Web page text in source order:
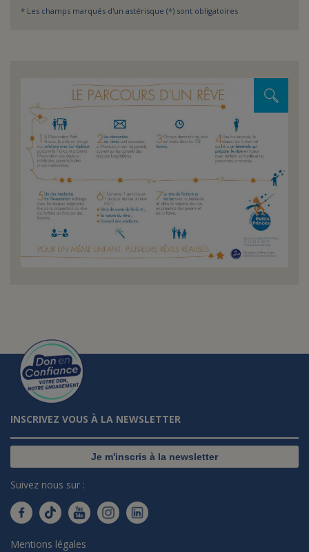
* Les champs marqués d'un astérisque (*) sont obligatoires
INSCRIVEZ VOUS À LA NEWSLETTER
Je m'inscris à la newsletter
Suivez nous sur :
Mentions légales